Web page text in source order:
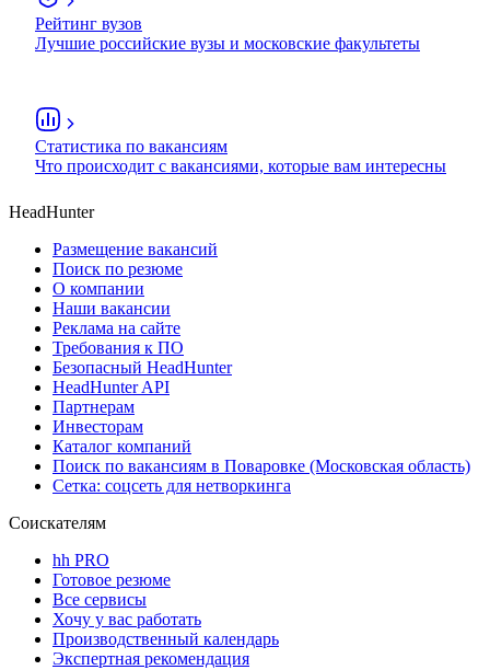
Рейтинг вузов
Лучшие российские вузы и московские факультеты
Статистика по вакансиям
Что происходит с вакансиями, которые вам интересны
HeadHunter
Размещение вакансий
Поиск по резюме
О компании
Наши вакансии
Реклама на сайте
Требования к ПО
Безопасный HeadHunter
HeadHunter API
Партнерам
Инвесторам
Каталог компаний
Поиск по вакансиям в Поваровке (Московская область)
Сетка: соцсеть для нетворкинга
Соискателям
hh PRO
Готовое резюме
Все сервисы
Хочу у вас работать
Производственный календарь
Экспертная рекомендация